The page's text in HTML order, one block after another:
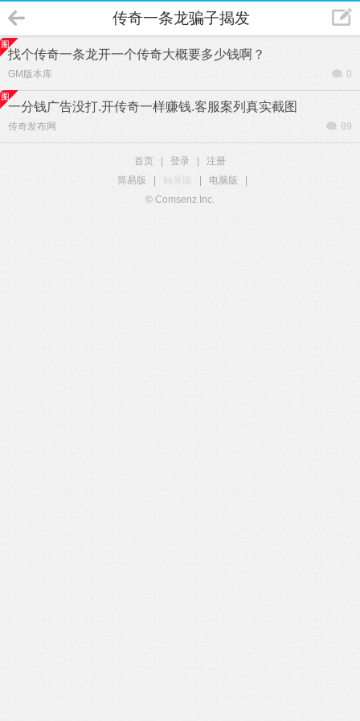
传奇一条龙骗子揭发
找个传奇一条龙开一个传奇大概要多少钱啊？
GM版本库 0
一分钱广告没打.开传奇一样赚钱.客服案列真实截图
传奇发布网 89
首页 登录
注册
简易版
触屏版 电脑版
© Comsenz Inc.